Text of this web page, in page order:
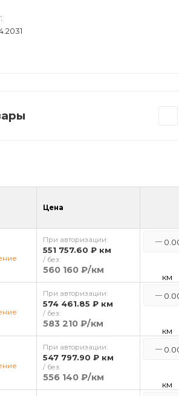
Цена
При авторизации:
551 757.60 ₽ км
/ без:
560 160 ₽/км
км
При авторизации:
574 461.85 ₽ км
/ без:
583 210 ₽/км
км
При авторизации:
547 797.90 ₽ км
/ без:
556 140 ₽/км
км